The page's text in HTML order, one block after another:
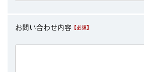
お問い合わせ内容